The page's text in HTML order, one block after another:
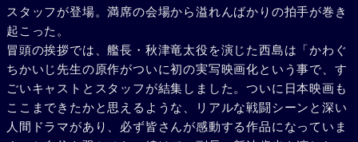
スタッフが登場。満席の会場から溢れんばかりの拍手が巻き
起こった。
冒頭の挨拶では、艦長・秋津竜太役を演じた西島は「かわぐ
ちかいじ先生の原作がついに初の実写映画化という事で、す
ごいキャストとスタッフが結集しました。ついに日本映画も
ここまできたかと思えるような、リアルな戦闘シーンと深い
人間ドラマがあり、必ず皆さんが感動する作品になっていま